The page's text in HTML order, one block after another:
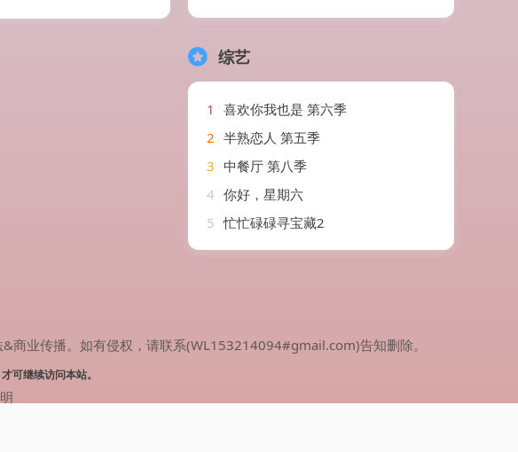
综艺
1
喜欢你我也是 第六季
2 半熟恋人 第五季
3 中餐厅 第八季
4 你好，星期六
5 忙忙碌碌寻宝藏2
商业传播。如有侵权，请联系(WL153214094#gmail.com)告知删除。
可继续访问本站。